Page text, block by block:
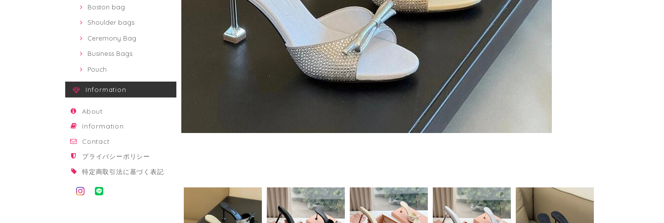
Boston bag
Shoulder bags
Ceremony Bag
Business Bags
Pouch
Information
About
Information
Contact
プライバシーポリシー
特定商取引法に基づく表記